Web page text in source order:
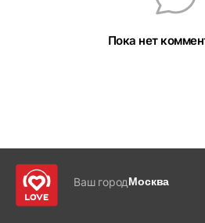
Пока нет
Ваш городМосква